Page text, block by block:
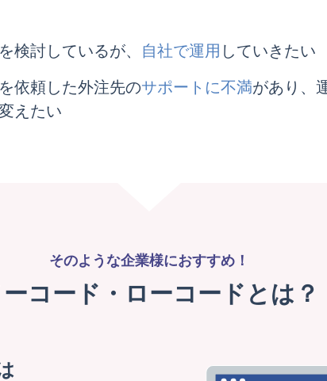
検討しているが、 自社で運用 していきたい
依頼した外注先のサポートに不満があり、
えたい
そのような企業様におすすめ！
ーコード・ ローコードとは？